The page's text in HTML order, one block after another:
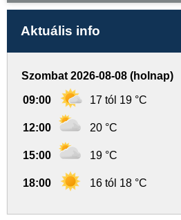
Aktuális info
Szombat 2026-08-08 (holnap)
09:00 17 tól 19 °C
12:00 20 °C
15:00 19 °C
18:00 16 tól 18 °C